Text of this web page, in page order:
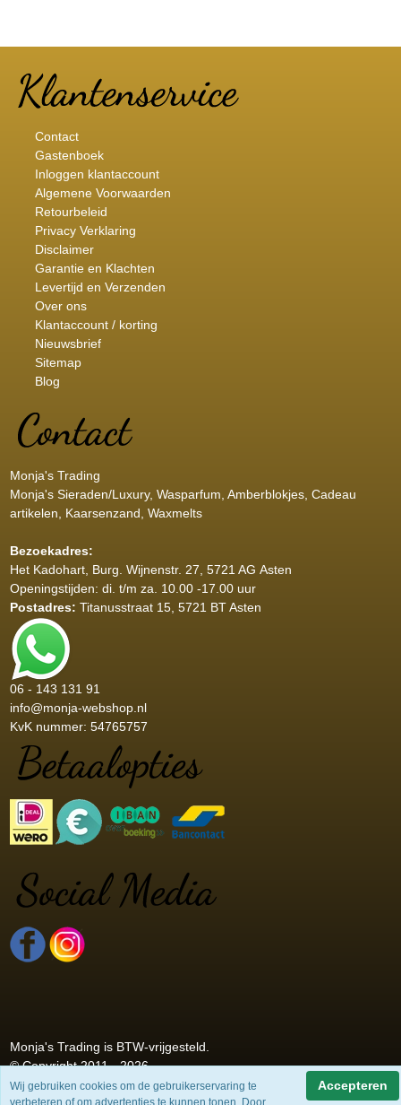
Contact
Gastenboek
Inloggen klantaccount
Algemene Voorwaarden
Retourbeleid
Privacy Verklaring
Disclaimer
Garantie en Klachten
Levertijd en Verzenden
Over ons
Klantaccount / korting
Nieuwsbrief
Sitemap
Blog
Monja's Trading
Monja's Sieraden/Luxury, Wasparfum, Amberblokjes, Cadeau
artikelen, Kaarsenzand, Waxmelts
Bezoekadres:
Het Kadohart, Burg. Wijnenstr. 27, 5721 AG Asten
Openingstijden: di. t/m za. 10.00 -17.00 uur
Postadres: Titanusstraat 15, 5721 BT Asten
06 - 143 131 91
info@monja-webshop.nl
KvK nummer: 54765757
Monja's Trading is BTW-vrijgesteld.
© Copyright 2011 - 2026
Wij gebruiken cookies om de gebruikerservaring te
verbeteren of om advertenties te kunnen tonen. Door
Accepteren